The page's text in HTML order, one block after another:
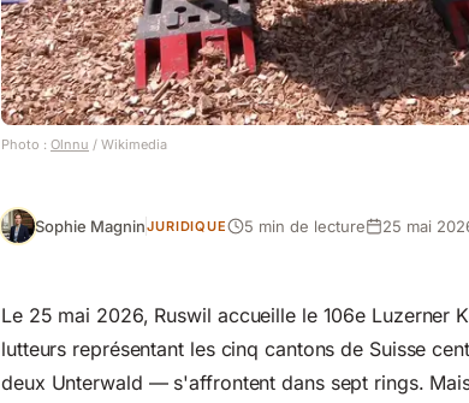
Photo : Olnnu / Wikimedia
Sophie MagninJURIDIQUE 5 min de lecture 25 mai
Le 25 mai 2026, Ruswil accueille le 106e Luzerner
lutteurs représentant les cinq cantons de Suisse
deux Unterwald — s'affrontent dans sept rings.